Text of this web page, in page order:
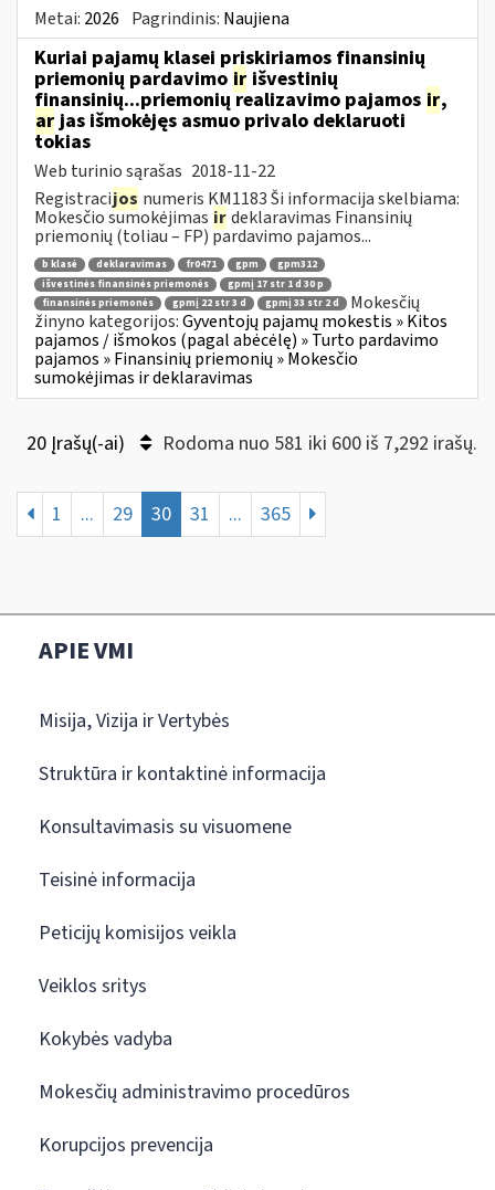
Metai: 2026 Pagrindinis: Naujiena
Kuriai pajamų klasei priskiriamos finansinių
priemonių pardavimo ir išvestinių
finansinių...priemonių realizavimo pajamos ir,
arjas išmokėjęs asmuo privalo deklaruoti
tokias
Web turinio sąrašas 2018-11-22
Registracijos numeris KM1183 Ši informacija skelbiama:
Mokesčio sumokėjimas irdeklaravimas Finansinių
priemonių (toliau – FP) pardavimo pajamos...
b klasė deklaravimas fr0471 gpm
gpm312
išvestinės finansinės priemonės
gpmį 17 str 1 d 30 p
finansinės priemonės
gpmį 22 str 3 d gpmį 33 str 2 d
Mokesčių
žinyno kategorijos:Gyventojų pajamų mokestis » Kitos
pajamos / išmokos (pagal abėcėlę) » Turto pardavimo
pajamos » Finansinių priemonių » Mokesčio
sumokėjimas ir deklaravimas
20 Įrašų(-ai) Rodoma nuo 581 iki 600 iš 7,292 irašų.
1 ... 29 30 31 ... 365
APIE VMI
Misija, Vizija ir Vertybės
Struktūra ir kontaktinė informacija
Konsultavimasis su visuomene
Teisinė informacija
Peticijų komisijos veikla
Veiklos sritys
Kokybės vadyba
Mokesčių administravimo procedūros
Korupcijos prevencija